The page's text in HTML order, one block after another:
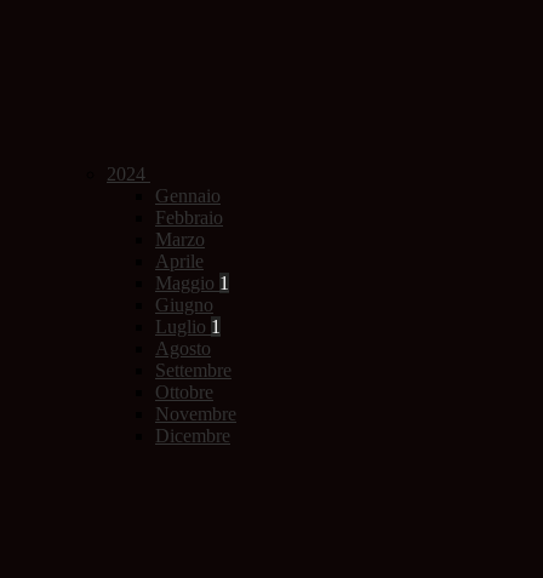
2024
Gennaio
Febbraio
Marzo
Aprile
Maggio 1
Giugno
Luglio 1
Agosto
Settembre
Ottobre
Novembre
Dicembre